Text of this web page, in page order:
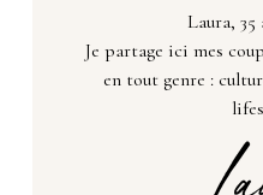
Laura, 35
Je partage ici mes
en tout genre :